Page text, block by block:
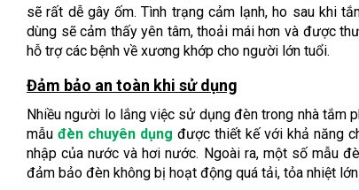
sẽ rất dễ gây ốm. Tình trạng cảm lạnh, ho sau khi
dùng sẽ cảm thấy yên tâm, thoải mái hơn và được
hỗ trợ các bệnh về xương khớp cho người lớn tuổi.
Đảm bảo an toàn khi sử dụng
Nhiều người lo lắng việc sử dụng đèn trong nhà tắm
mẫuđèn chuyên dụng được thiết kế với khả năng
nhập của nước và hơi nước. Ngoài ra, một số mẫu
đảm bảo đèn không bị hoạt động quá tải, tỏa nhiệt